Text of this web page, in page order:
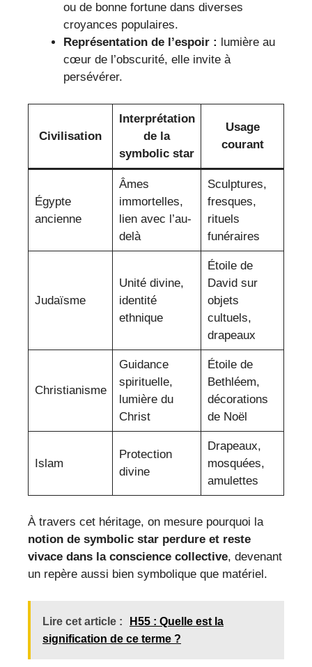
ou de bonne fortune dans diverses
croyances populaires.
Représentation de l’espoir :
lumière au
cœur de l’obscurité, elle invite à
persévérer.
Civilisation
Interprétation
de la
symbolic star
Usage
courant
Égypte
ancienne
Âmes
immortelles,
lien avec l’au-
delà
Sculptures,
fresques,
rituels
funéraires
Judaïsme
Unité divine,
identité
ethnique
Étoile de
David sur
objets
cultuels,
drapeaux
Christianisme
Guidance
spirituelle,
lumière du
Christ
Étoile de
Bethléem,
décorations
de Noël
Islam
Protection
divine
Drapeaux,
mosquées,
amulettes
À travers cet héritage, on mesure pourquoi la
notion de symbolic star perdure et reste
vivace dans la conscience collective, devenant
un repère aussi bien symbolique que matériel.
Lire cet article :
H55 : Quelle est la
signification de ce terme ?